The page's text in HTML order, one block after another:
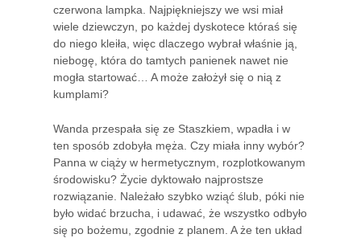
czerwona lampka. Najpiękniejszy we wsi miał
wiele dziewczyn, po każdej dyskotece któraś się
do niego kleiła, więc dlaczego wybrał właśnie ją,
niebogę, która do tamtych panienek nawet nie
mogła startować… A może założył się o nią z
kumplami?
Wanda przespała się ze Staszkiem, wpadła i w
ten sposób zdobyła męża. Czy miała inny wybór?
Panna w ciąży w hermetycznym, rozplotkowanym
środowisku? Życie dyktowało najprostsze
rozwiązanie. Należało szybko wziąć ślub, póki nie
było widać brzucha, i udawać, że wszystko odbyło
się po bożemu, zgodnie z planem. A że ten układ